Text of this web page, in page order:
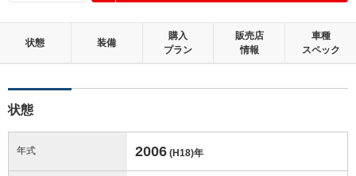
状態 装備
購入
プラン
販売店
情報
車種
スペック
状態
年式 2006 (H18)年